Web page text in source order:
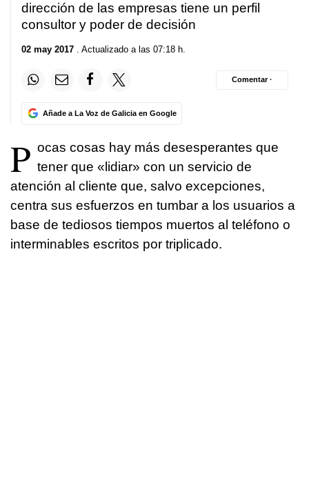
dirección de las empresas tiene un perfil
consultor y poder de decisión
02 may 2017 . Actualizado a las 07:18 h.
Añade a La Voz de Galicia en Google
Comentar ·
P ocas cosas hay más desesperantes que
tener que «lidiar» con un servicio de
atención al cliente que, salvo excepciones,
centra sus esfuerzos en tumbar a los usuarios a
base de tediosos tiempos muertos al teléfono o
interminables escritos por triplicado.